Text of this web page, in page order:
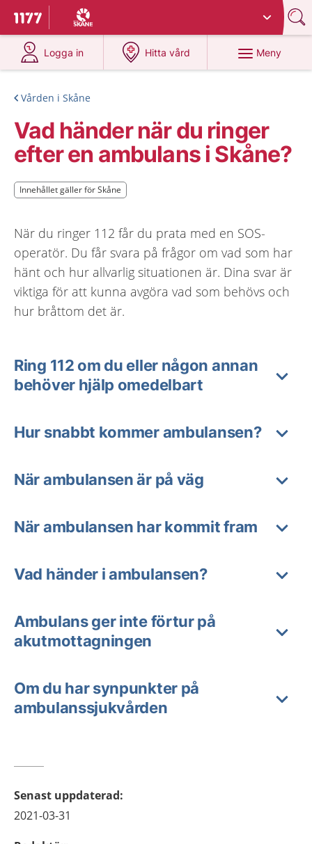
Till startsidan för 1177
Du har valt region
Logga in
på 1177.se
Hitta vård
på 1177.se
Meny
Vården i Skåne
Vad händer när du ringer
efter en ambulans i Skåne?
Innehållet gäller för Skåne
Innehållet gäller för Skåne
När du ringer 112 får du prata med en SOS-
operatör. Du får svara på frågor om vad som har
hänt och hur allvarlig situationen är. Dina svar är
viktiga för att kunna avgöra vad som behövs och
hur bråttom det är.
Ring 112 om du eller någon annan
behöver hjälp omedelbart
Hur snabbt kommer ambulansen?
När ambulansen är på väg
När ambulansen har kommit fram
Vad händer i ambulansen?
Ambulans ger inte förtur på
akutmottagningen
Om du har synpunkter på
ambulanssjukvården
Senast uppdaterad:
2021-03-31